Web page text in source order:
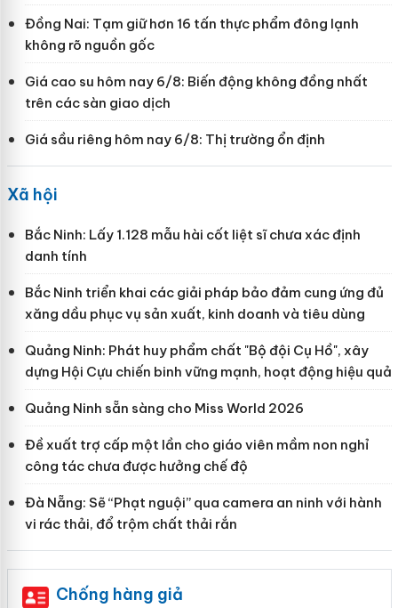
Đồng Nai: Tạm giữ hơn 16 tấn thực phẩm đông lạnh
không rõ nguồn gốc
Giá cao su hôm nay 6/8: Biến động không đồng nhất
trên các sàn giao dịch
Giá sầu riêng hôm nay 6/8: Thị trường ổn định
Xã hội
Bắc Ninh: Lấy 1.128 mẫu hài cốt liệt sĩ chưa xác định
danh tính
Bắc Ninh triển khai các giải pháp bảo đảm cung ứng đủ
xăng dầu phục vụ sản xuất, kinh doanh và tiêu dùng
Quảng Ninh: Phát huy phẩm chất "Bộ đội Cụ Hồ", xây
dựng Hội Cựu chiến binh vững mạnh, hoạt động hiệu quả
Quảng Ninh sẵn sàng cho Miss World 2026
Đề xuất trợ cấp một lần cho giáo viên mầm non nghỉ
công tác chưa được hưởng chế độ
Đà Nẵng: Sẽ “Phạt nguội” qua camera an ninh với hành
vi rác thải, đổ trộm chất thải rắn
Chống hàng giả